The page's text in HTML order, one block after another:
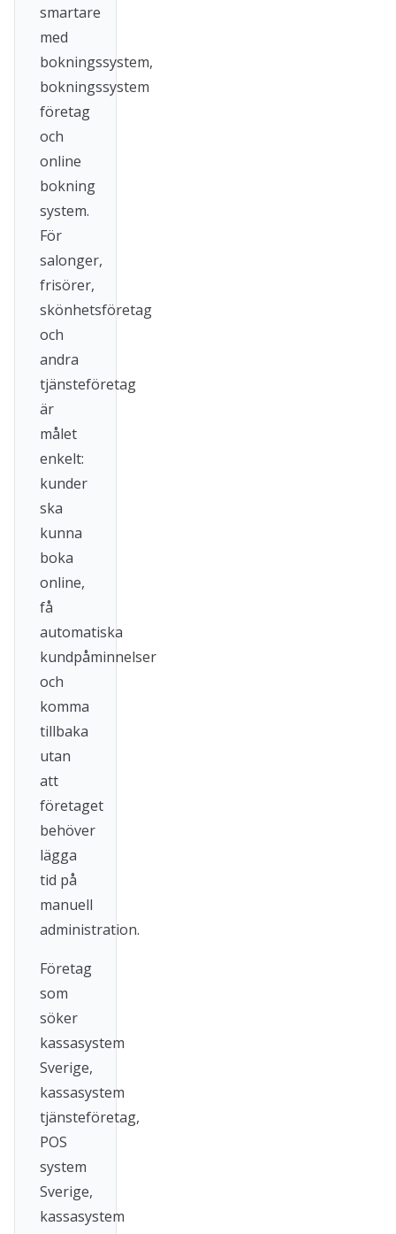
smartare
med
bokningssystem,
bokningssystem
företag
och
online
bokning
system.
För
salonger,
frisörer,
skönhetsföretag
och
andra
tjänsteföretag
är
målet
enkelt:
kunder
ska
kunna
boka
online,
få
automatiska
kundpåminnelser
och
komma
tillbaka
utan
att
företaget
behöver
lägga
tid på
manuell
administration.
Företag
som
söker
kassasystem
Sverige,
kassasystem
tjänsteföretag,
POS
system
Sverige,
kassasystem